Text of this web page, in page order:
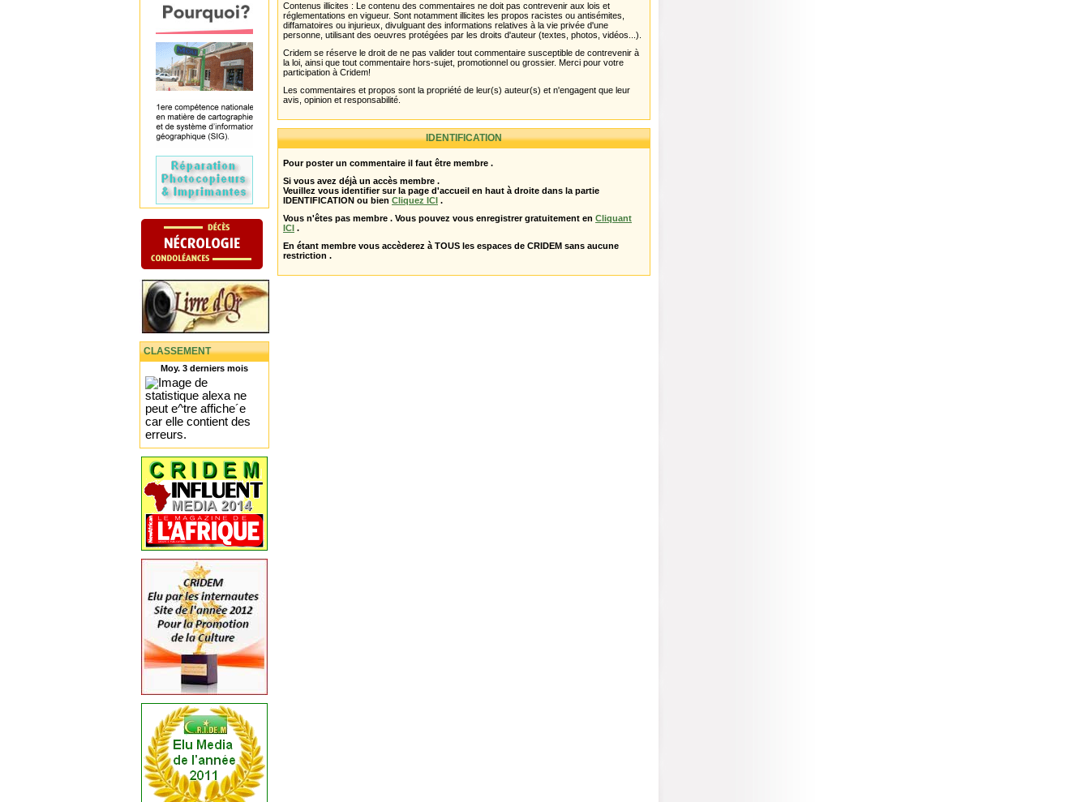
CLASSEMENT
Moy. 3 derniers mois
Contenus illicites : Le contenu des commentaires ne doit pas contrevenir aux lois et
réglementations en vigueur. Sont notamment illicites les propos racistes ou antisémites,
diffamatoires ou injurieux, divulguant des informations relatives à la vie privée d'une
personne, utilisant des oeuvres protégées par les droits d'auteur (textes, photos, vidéos...).
Cridem se réserve le droit de ne pas valider tout commentaire susceptible de contrevenir à
la loi, ainsi que tout commentaire hors-sujet, promotionnel ou grossier. Merci pour votre
participation à Cridem!
Les commentaires et propos sont la propriété de leur(s) auteur(s) et n'engagent que leur
avis, opinion et responsabilité.
IDENTIFICATION
Pour poster un commentaire il faut être membre .
Si vous avez déjà un accès membre .
Veuillez vous identifier sur la page d'accueil en haut à droite dans la partie
IDENTIFICATION ou bien Cliquez ICI .
Vous n'êtes pas membre . Vous pouvez vous enregistrer gratuitement en Cliquant
ICI .
En étant membre vous accèderez à TOUS les espaces de CRIDEM sans aucune
restriction .